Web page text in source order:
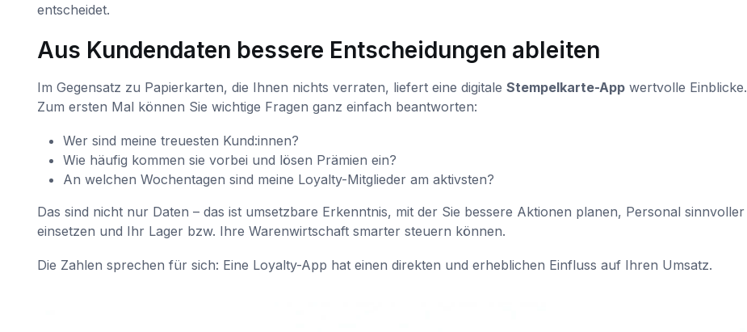
entscheidet.
Aus Kundendaten bessere Entscheidungen ableiten
Im Gegensatz zu Papierkarten, die Ihnen nichts verraten, liefert eine digitale Stempelkarte-Appwertvolle Einblicke.
Zum ersten Mal können Sie wichtige Fragen ganz einfach beantworten:
Wer sind meine treuesten Kund:innen?
Wie häufig kommen sie vorbei und lösen Prämien ein?
An welchen Wochentagen sind meine Loyalty-Mitglieder am aktivsten?
Das sind nicht nur Daten – das ist umsetzbare Erkenntnis, mit der Sie bessere Aktionen planen, Personal sinnvoller
einsetzen und Ihr Lager bzw. Ihre Warenwirtschaft smarter steuern können.
Die Zahlen sprechen für sich: Eine Loyalty-App hat einen direkten und erheblichen Einfluss auf Ihren Umsatz.